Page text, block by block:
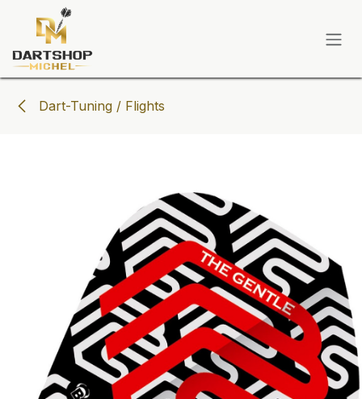
Zum Inhalt springen
Dart-Tuning / Flights